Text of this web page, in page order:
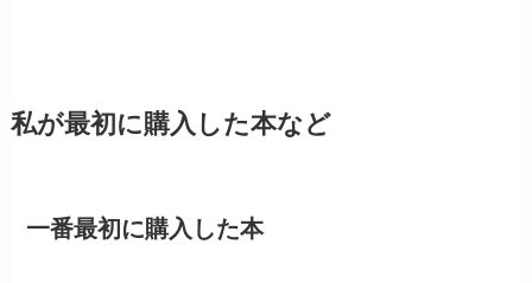
私が最初に購入した本など
一番最初に購入した本